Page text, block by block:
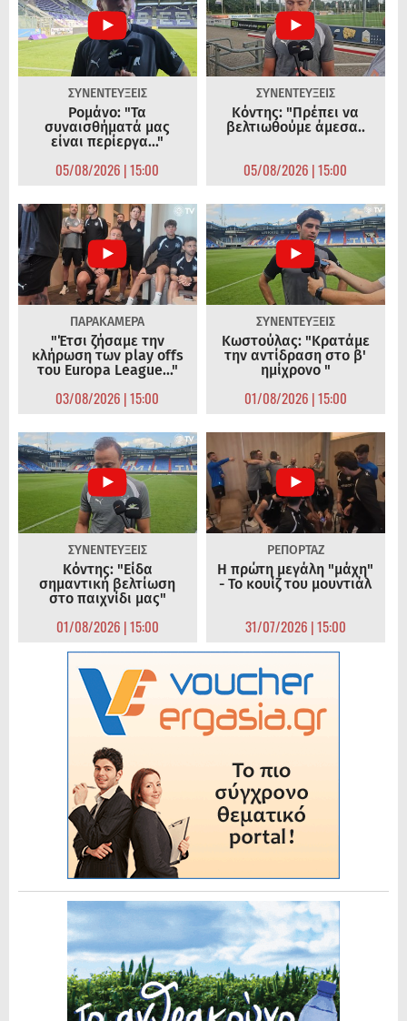
ΣΥΝΕΝΤΕΥΞΕΙΣ
Ρομάνο: "Τα
συναισθήματά μας
είναι περίεργα..."
05/08/2026 | 15:00
ΣΥΝΕΝΤΕΥΞΕΙΣ
Κόντης: "Πρέπει να
βελτιωθούμε άμεσα..
05/08/2026 | 15:00
ΠΑΡΑΚΑΜΕΡΑ
"Έτσι ζήσαμε την
κλήρωση των play offs
του Europa League..."
03/08/2026 | 15:00
ΣΥΝΕΝΤΕΥΞΕΙΣ
Κωστούλας: "Κρατάμε
την αντίδραση στο β'
ημίχρονο "
01/08/2026 | 15:00
ΣΥΝΕΝΤΕΥΞΕΙΣ
Κόντης: "Είδα
σημαντική βελτίωση
στο παιχνίδι μας"
01/08/2026 | 15:00
ΡΕΠΟΡΤΑΖ
Η πρώτη μεγάλη "μάχη"
- Το κουίζ του μουντιάλ
31/07/2026 | 15:00